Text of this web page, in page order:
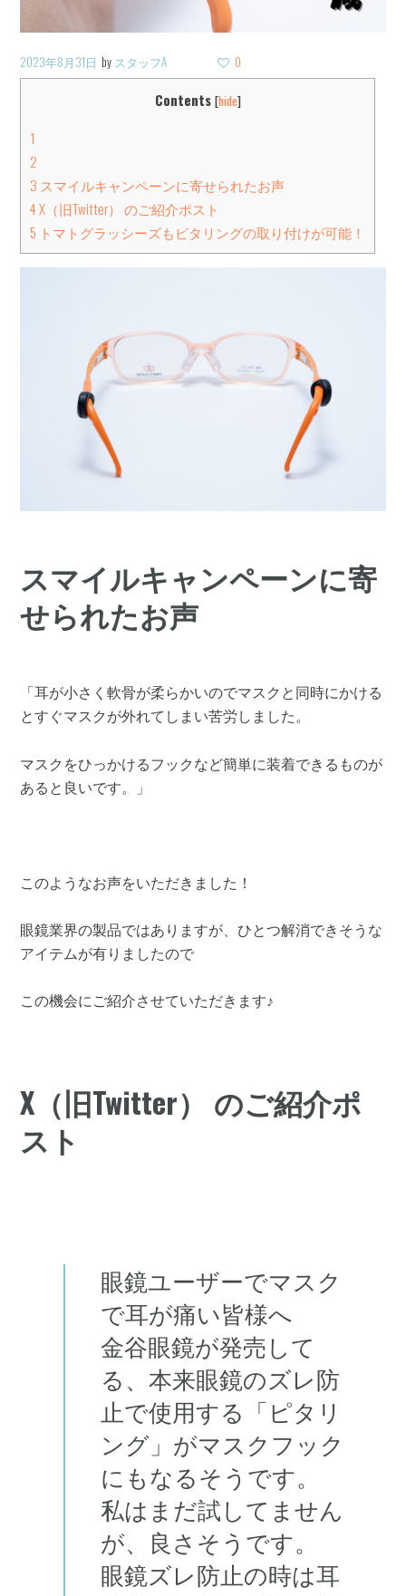
2023年8月31日 by スタッフA 0
Contents [hide]
1
2
3 スマイルキャンペーンに寄せられたお声
4X（旧Twitter） のご紹介ポスト
5 トマトグラッシーズもピタリングの取り付けが可能！
スマイルキャンペーンに寄
せられたお声
「耳が小さく軟骨が柔らかいのでマスクと同時にかける
とすぐマスクが外れてしまい苦労しました。
マスクをひっかけるフックなど簡単に装着できるものが
あると良いです。」
このようなお声をいただきました！
眼鏡業界の製品ではありますが、ひとつ解消できそうな
アイテムが有りましたので
この機会にご紹介させていただきます♪
X（旧Twitter） のご紹介ポ
スト
眼鏡ユーザーでマスク
で耳が痛い皆様へ
金谷眼鏡が発売して
る、本来眼鏡のズレ防
止で使用する「ピタリ
ング」がマスクフック
にもなるそうです。
私はまだ試してません
が、良さそうです。
眼鏡ズレ防止の時は耳